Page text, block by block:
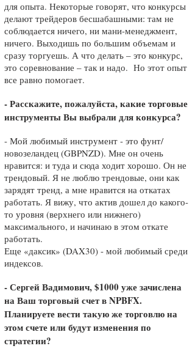
для опыта. Некоторые говорят, что конкурсы
делают трейдеров бесшабашными: там не
соблюдается ничего, ни мани-менеджмент,
ничего. Выходишь по большим объемам и
сразу торгуешь. А что делать – это конкурс,
это соревнование – так и надо. Но этот опыт
все равно помогает.
- Расскажите, пожалуйста, какие торговые
инструменты Вы выбрали для конкурса?
- Мой любимый инструмент - это фунт/
новозеландец (GBPNZD). Мне он очень
нравится: и туда и сюда ходит хорошо. Он не
трендовый. Я не люблю трендовые, они как
зарядят тренд, а мне нравится на откатах
работать. Я вижу, что актив дошел до какого-
то уровня (верхнего или нижнего)
максимального, и начинаю в этом откате
работать.
Еще «даксик» (DAX30) - мой любимый среди
индексов.
- Сергей Вадимович, $1000 уже зачислена
на Ваш торговый счет в NPBFX.
Планируете вести такую же торговлю на
этом счете или будут изменения по
стратегии?